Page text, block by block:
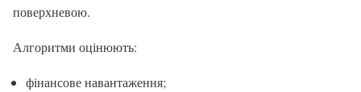
поверхневою.
Алгоритми оцінюють:
фінансове навантаження;